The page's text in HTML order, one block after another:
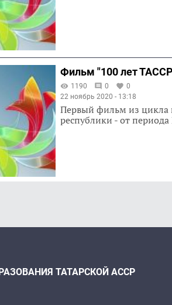
Фильм "100 лет
1190 0
0
22 ноябрь 2020 - 13:18
Первый фильм из цикла
республики - от
ТАТАРСКОЙ АССР